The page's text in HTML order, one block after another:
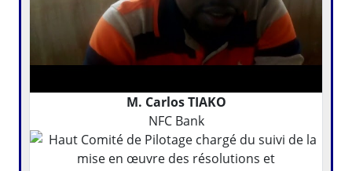
M. Carlos TIAKO
NFC Bank